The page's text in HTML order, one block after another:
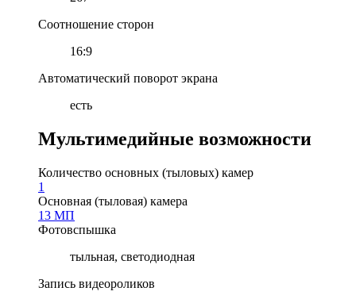
Соотношение сторон
16:9
Автоматический поворот экрана
есть
Мультимедийные возможности
Количество основных (тыловых) камер
1
Основная (тыловая) камера
13 МП
Фотовспышка
тыльная, светодиодная
Запись видеороликов